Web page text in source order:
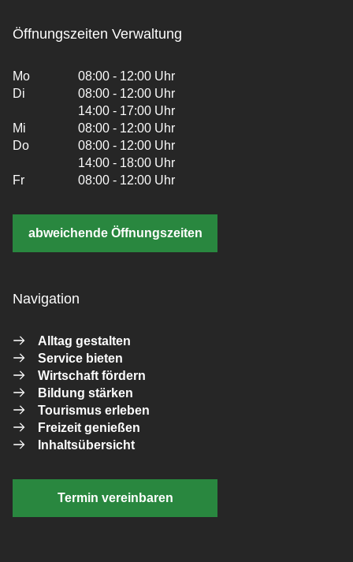
Öffnungszeiten Verwaltung
Mo
08:00 - 12:00 Uhr
Di
08:00 - 12:00 Uhr
14:00 - 17:00 Uhr
Mi
08:00 - 12:00 Uhr
Do
08:00 - 12:00 Uhr
14:00 - 18:00 Uhr
Fr
08:00 - 12:00 Uhr
abweichende Öffnungszeiten
Navigation
Alltag gestalten
Service bieten
Wirtschaft fördern
Bildung stärken
Tourismus erleben
Freizeit genießen
Inhaltsübersicht
Termin vereinbaren